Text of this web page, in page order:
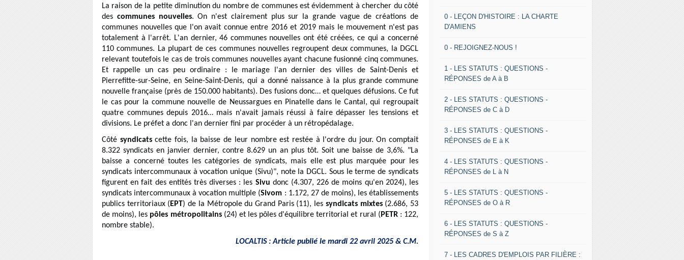
La raison de la petite diminution du nombre de communes est évidemment à chercher du côté
des communes nouvelles. On n'est clairement plus sur la grande vague de créations de
communes nouvelles que l'on avait connue entre 2016 et 2019 mais le mouvement n'est pas
totalement à l'arrêt. L'an dernier, 46 communes nouvelles ont été créées, ce qui a concerné
110 communes. La plupart de ces communes nouvelles regroupent deux communes, la DGCL
relevant toutefois le cas de trois communes nouvelles ayant chacune fusionné cinq communes.
Et rappelle un cas peu ordinaire : le mariage l'an dernier des villes de Saint-Denis et
Pierrefitte-sur-Seine, en Seine-Saint-Denis, qui a donné naissance à la plus grande commune
nouvelle française (près de 150.000 habitants). Des fusions donc… et quelques défusions. Ce fut
le cas pour la commune nouvelle de Neussargues en Pinatelle dans le Cantal, qui regroupait
quatre communes depuis 2016… mais n'avait jamais réussi à faire dépasser les tensions et
divisions. Le préfet a donc l'an dernier fini par procéder à un rétropédalage.
Côté syndicatscette fois, la baisse de leur nombre est restée à l'ordre du jour. On comptait
8.322 syndicats en janvier dernier, contre 8.629 un an plus tôt. Soit une baisse de 3,6%. "La
baisse a concerné toutes les catégories de syndicats, mais elle est plus marquée pour les
syndicats intercommunaux à vocation unique (Sivu)", note la DGCL. Sous le terme de syndicats
figurent en fait des entités très diverses : les Sivu donc (4.307, 226 de moins qu'en 2024), les
syndicats intercommunaux à vocation multiple (Sivom : 1.172, 27 de moins), les établissements
publics territoriaux (EPT) de la Métropole du Grand Paris (11), les syndicats mixtes(2.686, 53
de moins), les pôles métropolitains(24) et les pôles d'équilibre territorial et rural (PETR : 122,
nombre stable).
LOCALTIS : Article publié le mardi 22 avril 2025 & C.M.
0 - LEÇON D'HISTOIRE : LA CHARTE
D'AMIENS
0 - REJOIGNEZ-NOUS !
1 - LES STATUTS : QUESTIONS -
RÉPONSES de A à B
2 - LES STATUTS : QUESTIONS -
RÉPONSES de C à D
3 - LES STATUTS : QUESTIONS -
RÉPONSES de E à K
4 - LES STATUTS : QUESTIONS -
RÉPONSES de L à N
5 - LES STATUTS : QUESTIONS -
RÉPONSES de O à R
6 - LES STATUTS : QUESTIONS -
RÉPONSES de S à Z
7 - LES CADRES D'EMPLOIS PAR FILIÈRE :